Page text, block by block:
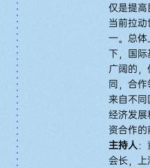
仅是提
当前拉
一。总
下，国
广阔的
同，合作
来自不
经济发
资合作的
主持人
会长，